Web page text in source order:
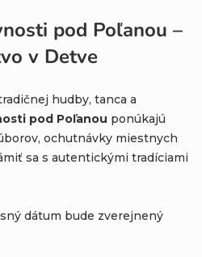
pod Poľanou –
v Detve
hudby, tanca a
pod Poľanou ponúkajú
ochutnávky miestnych
sa s autentickými tradíciami
dátum bude zverejnený